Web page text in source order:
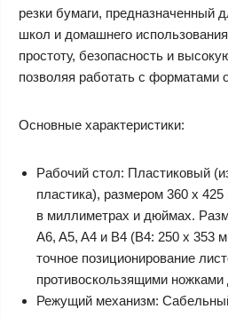
резки бумаги, предназначенный
школ и домашнего
простоту, безопасность и
позволяя работать с форматами
Основные характеристики:
Рабочий стол: Пластиковый
пластика), размером 360 x
в миллиметрах и дюймах.
A6, A5, A4 и B4 (B4: 250 x 353
точное позиционирование
противоскользящими ножками
Режущий механизм: